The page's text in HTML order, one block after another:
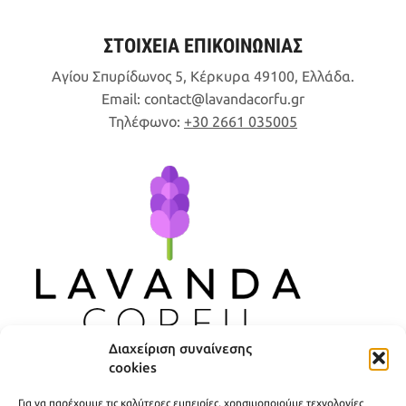
Διαχείριση συναίνεσης
cookies
Για να παρέχουμε τις καλύτερες εμπειρίες, χρησιμοποιούμε τεχνολογίες
ΣΤΟΙΧΕΙΑ ΕΠΙΚΟΙΝΩΝΙΑΣ
Αγίου Σπυρίδωνος 5, Κέρκυρα 49100, Ελλάδα.
Email: contact lavandacorfu gr
Τηλέφωνο: +30 2661 035005
ΧΡΗΣΙΜΟΙ ΣΥΝΔΕΣΜΟΙ